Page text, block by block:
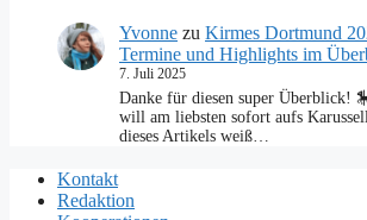
Yvonne zu Kirmes Dortmund
Termine und Highlights im
7. Juli 2025
Danke für diesen super Überblick!
will am liebsten sofort aufs
dieses Artikels weiß…
Kontakt
Redaktion